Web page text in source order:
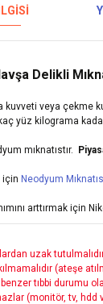
Delikli
kuvveti veya çekme
yüz kilograma
mıknatıstır.
için Neodyum Mıknatıs
arttırmak için
uzak
(ateşe
tıbbi durumu
(monitör, tv, hdd